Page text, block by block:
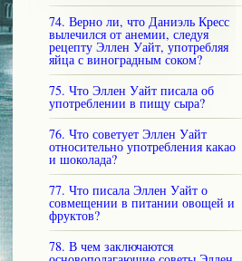
74. Верно ли, что Даниэль Кресс
вылечился от анемии, следуя
рецепту Эллен Уайт, употребляя
яйца с виноградным соком?
75. Что Эллен Уайт писала об
употреблении в пищу сыра?
76. Что советует Эллен Уайт
относительно употребления какао
и шоколада?
77. Что писала Эллен Уайт о
совмещении в питании овощей и
фруктов?
78. В чем заключаются